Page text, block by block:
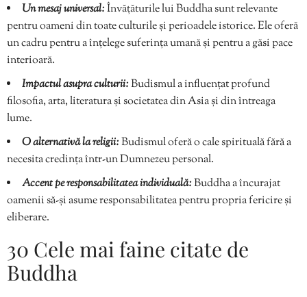
Un mesaj universal:Învățăturile lui Buddha sunt relevante
pentru oameni din toate culturile și perioadele istorice. Ele oferă
un cadru pentru a înțelege suferința umană și pentru a găsi pace
interioară.
Impactul asupra culturii:Budismul a influențat profund
filosofia, arta, literatura și societatea din Asia și din întreaga
lume.
O alternativă la religii:Budismul oferă o cale spirituală fără a
necesita credința într-un Dumnezeu personal.
Accent pe responsabilitatea individuală:Buddha a încurajat
oamenii să-și asume responsabilitatea pentru propria fericire și
eliberare.
30 Cele mai faine citate de
Buddha